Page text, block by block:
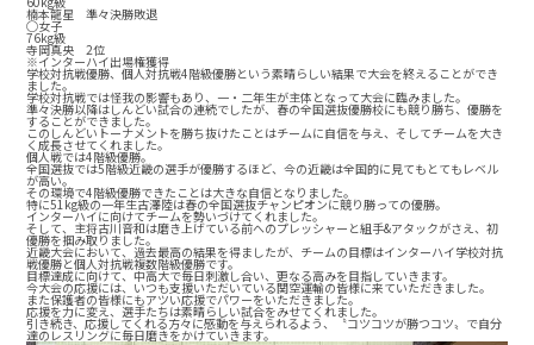
楠本龍星 準々決勝敗退
◯女子
76kg級
寺岡真央 2位
※インターハイ出場権獲得
学校対抗戦優勝、個人対抗戦4階級優勝という素晴らしい結果で大会を終えることができ
ました。
学校対抗戦では怪我の影響もあり、一・二年生が主体となって大会に臨みました。
準々決勝以降はしんどい試合の連続でしたが、春の全国選抜優勝校にも競り勝ち、優勝を
することができました。
このしんどいトーナメントを勝ち抜けたことはチームに自信を与え、そしてチームを大き
く成長させてくれました。
個人戦では4階級優勝。
全国選抜では5階級近畿の選手が優勝するほど、今の近畿は全国的に見てもとてもレベル
が高い。
その環境で4階級優勝できたことは大きな自信となりました。
特に51kg級の一年生古澤陸は春の全国選抜チャンピオンに競り勝っての優勝。
インターハイに向けてチームを勢いづけてくれました。
そして、主将古川音和は磨き上げている前へのプレッシャーと組手&アタックがさえ、初
優勝を掴み取りました。
近畿大会において、過去最高の結果を得ましたが、チームの目標はインターハイ学校対抗
戦優勝と個人対抗戦複数階級優勝です。
目標達成に向けて、中高大で毎日刺激し合い、更なる高みを目指していきます。
今大会の応援には、いつも支援いただいている関空運輸の皆様に来ていただきました。
また保護者の皆様にもアツい応援でパワーをいただきました。
応援を力に変え、選手たちは素晴らしい試合をみせてくれました。
引き続き、応援してくれる方々に感動を与えられるよう、〝コツコツが勝つコツ〟で自分
達のレスリングに毎日磨きをかけていきます。